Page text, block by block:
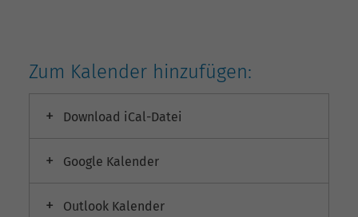
Zum Kalender hinzufügen:
Download iCal-Datei
Google Kalender
Outlook Kalender